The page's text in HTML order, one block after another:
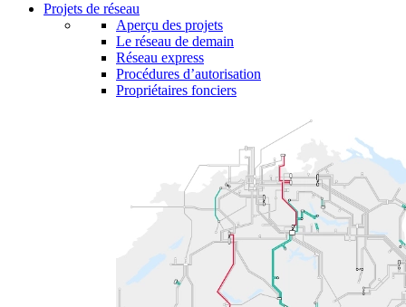
Projets de réseau
Aperçu des projets
Le réseau de demain
Réseau express
Procédures d’autorisation
Propriétaires fonciers